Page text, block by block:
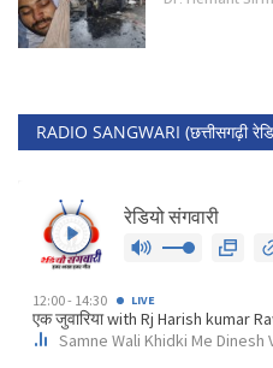
RADIO SANGWARI (छत्तीसगढ़ी